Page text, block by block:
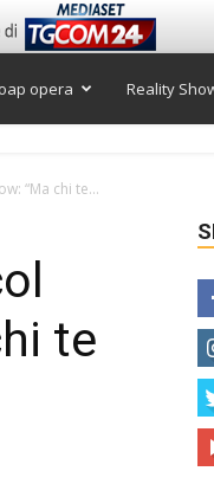
opera Reality
“Ma chi te...
te